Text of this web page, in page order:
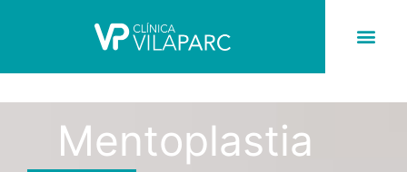
Mentoplastia